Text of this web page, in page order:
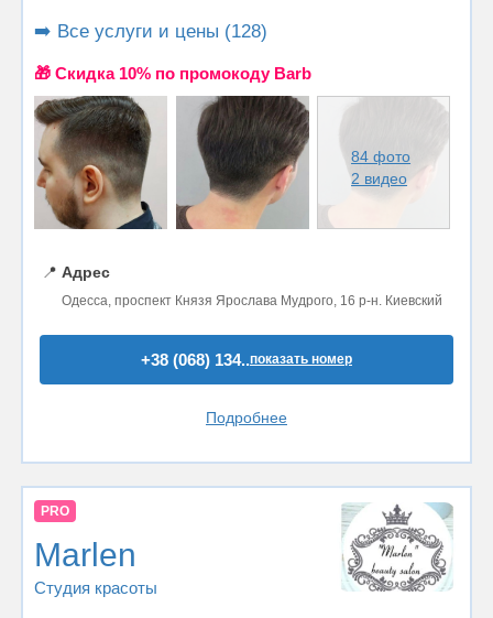
➡️ Все услуги и цены (128)
🎁 Cкидка 10% по промокоду Barb
84 фото
2 видео
📍 Адрес
Одесса, проспект Князя Ярослава Мудрого, 16 р-н. Киевский
+38 (068) 134..показать номер
Подробнее
PRO
Marlen
Студия красоты